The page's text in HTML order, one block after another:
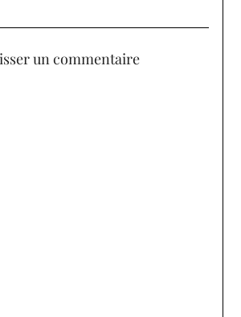
un commentaire